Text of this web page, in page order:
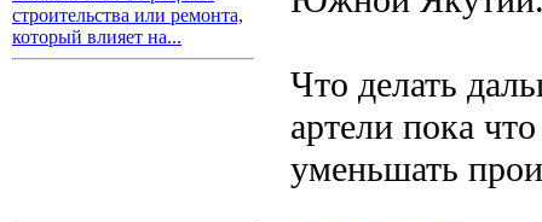
строительства или ремонта,
который влияет на...
Что делать
артели пока
уменьшать